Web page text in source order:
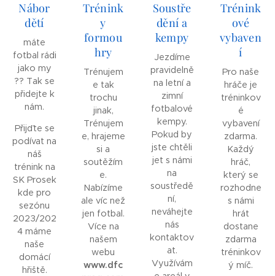
Nábor
dětí
máte
fotbal rádi
jako my
?? Tak se
přidejte k
nám.
Přijďte se
podívat na
náš
trénink na
SK Prosek
kde pro
sezónu
2023/202
4 máme
naše
domácí
hřiště.
Trénink
y
formou
hry
Trénujem
e tak
trochu
jinak,
Trénujem
e, hrajeme
si a
soutěžím
e.
Nabízíme
ale víc než
jen fotbal.
Více na
našem
webu
www.dfc
Soustře
dění a
kempy
Jezdíme
pravidelně
na letní a
zimní
fotbalové
kempy.
Pokud by
jste chtěli
jet s námi
na
soustředě
ní,
neváhejte
nás
kontaktov
at.
Využívám
Trénink
ové
vybaven
í
Pro naše
hráče je
tréninkov
é
vybavení
zdarma.
Každý
hráč,
který se
rozhodne
s námi
hrát
dostane
zdarma
tréninkov
ý míč.